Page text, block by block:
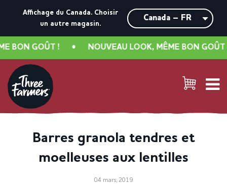
Affichage du Canada. Choisir
un autre magasin.
BON GOÛT ! NOUVEAU LOOK, MÊME BON GOÛT !
Barres granola tendres et
moelleuses aux lentilles
04 mars, 2019